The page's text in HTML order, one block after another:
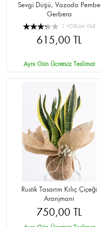
Sevgi Düşü, Vazoda Pembe
Gerbera
1 YORUM VAR
615,00 TL
Aynı Gün Ücretsiz Teslimat
Rustik Tasarım Kılıç Çiçeği
Aranjmanı
750,00 TL